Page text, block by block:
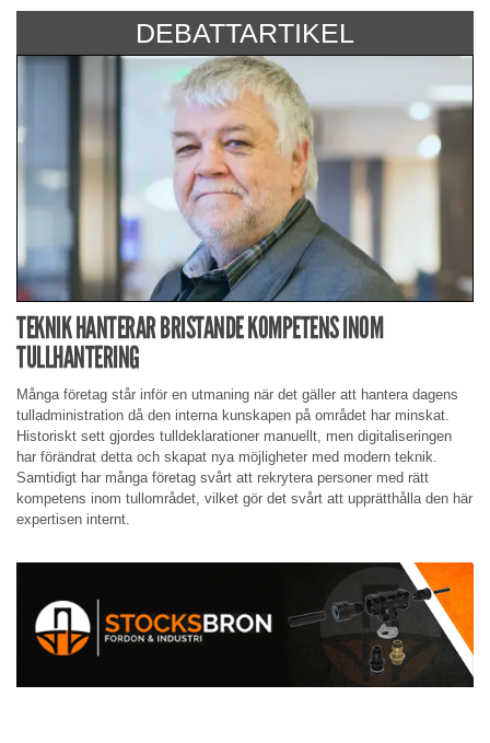
DEBATTARTIKEL
TEKNIK HANTERAR BRISTANDE KOMPETENS INOM
TULLHANTERING
Många företag står inför en utmaning när det gäller att hantera dagens
tulladministration då den interna kunskapen på området har minskat.
Historiskt sett gjordes tulldeklarationer manuellt, men digitaliseringen
har förändrat detta och skapat nya möjligheter med modern teknik.
Samtidigt har många företag svårt att rekrytera personer med rätt
kompetens inom tullområdet, vilket gör det svårt att upprätthålla den här
expertisen internt.